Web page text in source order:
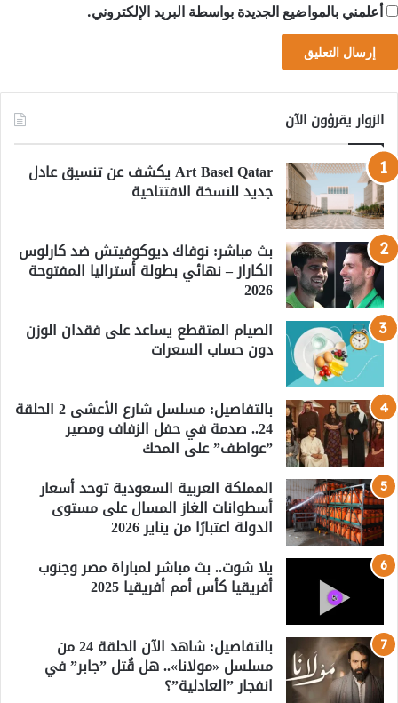
أعلمني بالمواضيع الجديدة بواسطة البريد الإلكتروني.
الزوار يقرؤون الآن
Art Basel Qatar يكشف عن تنسيق عادل
جديد للنسخة الافتتاحية
بث مباشر: نوفاك ديوكوفيتش ضد كارلوس
الكاراز – نهائي بطولة أستراليا المفتوحة
2026
الصيام المتقطع يساعد على فقدان الوزن
دون حساب السعرات
بالتفاصيل: مسلسل شارع الأعشى 2 الحلقة
24.. صدمة في حفل الزفاف ومصير
”عواطف” على المحك
المملكة العربية السعودية توحد أسعار
أسطوانات الغاز المسال على مستوى
الدولة اعتبارًا من يناير 2026
يلا شوت.. بث مباشر لمباراة مصر وجنوب
أفريقيا كأس أمم أفريقيا 2025
بالتفاصيل: شاهد الآن الحلقة 24 من
مسلسل «مولانا».. هل قُتل ”جابر” في
انفجار ”العادلية”؟